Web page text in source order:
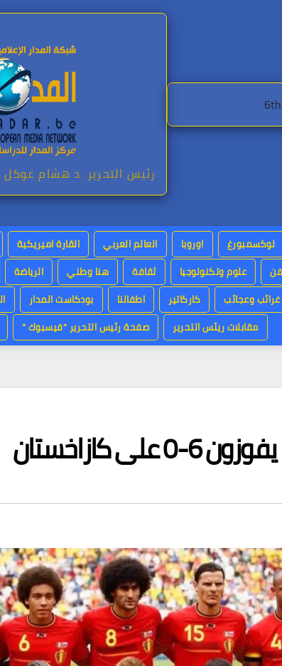
رئيس التحرير .د هشام عوكل
لوكسمبورغ اوروبا العالم العربي القارة اميريكية
علوم وتكنولوجيا ثقافة هنا وطني الرياضة
غرائب وعجائب كاركاتير اطفالنا بودكاست المدار
مقابلات ريئس التحرير
صفحة رئيس التحرير “فيسبوك “
كازاخستان